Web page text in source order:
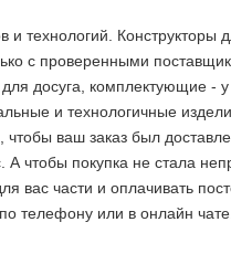
технологий. Конструкторы
с проверенными
досуга, комплектующие - у
и технологичные
ваш заказ был
чтобы покупка не стала
вас части и оплачивать
телефону или в онлайн